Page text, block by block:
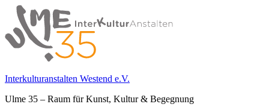
Springe
zum
Inhalt
Interkulturanstalten Westend e.V.
Ulme 35 – Raum für Kunst, Kultur & Begegnung